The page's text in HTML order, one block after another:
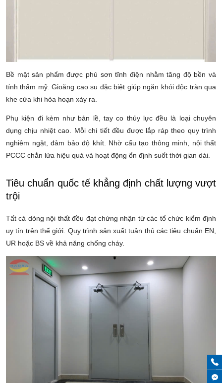
Bề mặt sản phẩm được phủ sơn tĩnh điện nhằm tăng độ bền và
tính thẩm mỹ. Gioăng cao su đặc biệt giúp ngăn khói độc tràn qua
khe cửa khi hỏa hoạn xảy ra.
Phụ kiện đi kèm như bản lề, tay co thủy lực đều là loại chuyên
dụng chịu nhiệt cao. Mỗi chi tiết đều được lắp ráp theo quy trình
nghiêm ngặt, đảm bảo độ khít. Nhờ cấu tạo thông minh, nội thất
PCCC chắn lửa hiệu quả và hoạt động ổn định suốt thời gian dài.
Tiêu chuẩn quốc tế khẳng định chất lượng vượt
trội
Tất cả dòng nội thất đều đạt chứng nhận từ các tổ chức kiểm định
uy tín trên thế giới. Quy trình sản xuất tuân thủ các tiêu chuẩn EN,
UR hoặc BS về khả năng chống cháy.